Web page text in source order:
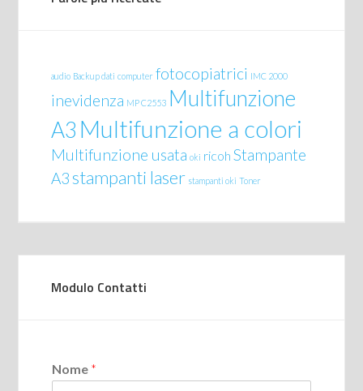
audio Backup dati computer fotocopiatrici IMC 2000
inevidenza MP C2553 Multifunzione
A3 Multifunzione a colori
Multifunzione usata oki ricoh Stampante
A3stampanti laser stampanti oki Toner
Modulo Contatti
Nome *